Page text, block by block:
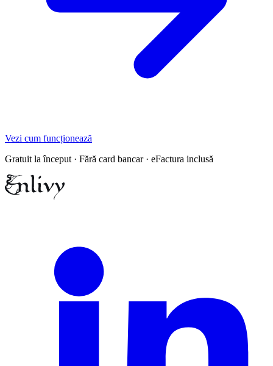
Vezi cum funcționează
Gratuit la început · Fără card bancar · eFactura inclusă